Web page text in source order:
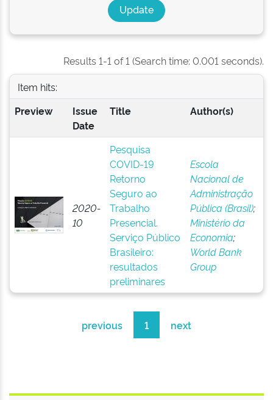
Results 1-1 of 1 (Search time: 0.001 seconds).
Item hits:
Preview
Issue
Date
Title Author(s)
2020-
10
Pesquisa
COVID-19
Retorno
Seguro ao
Trabalho
Presencial.
Serviço Público
Brasileiro:
resultados
preliminares
Escola
Nacional de
Administração
Pública (Brasil);
Ministério da
Economia;
World Bank
Group
previous 1 next